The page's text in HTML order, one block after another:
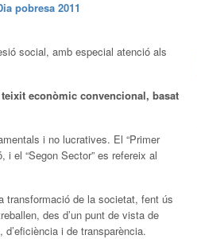
social, amb especial atenció als
econòmic convencional, basat
i no lucratives. El “Primer
i el “Segon Sector” es refereix al
transformació de la societat, fent ús
des d’un punt de vista de
i de transparència.